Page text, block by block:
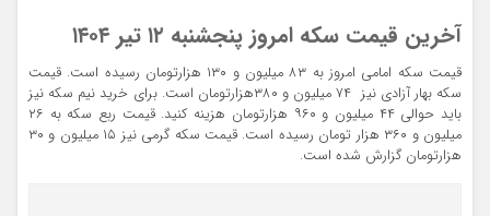
آخرین قیمت سکه امروز پنجشنبه ۱۲ تیر ۱۴۰۴
قیمت سکه امامی امروز به ۸۳ میلیون و ۱۳۰ هزارتومان رسیده است. قیمت
سکه بهار آزادی نیز ۷۴ میلیون و ۳۸۰هزارتومان است. برای خرید نیم سکه نیز
باید حوالی ۴۴ میلیون و ۹۶۰ هزارتومان هزینه کنید. قیمت ربع سکه به ۲۶
میلیون و ۳۶۰ هزار تومان رسیده است. قیمت سکه گرمی نیز ۱۵ میلیون و ۳۰
هزارتومان گزارش شده است.